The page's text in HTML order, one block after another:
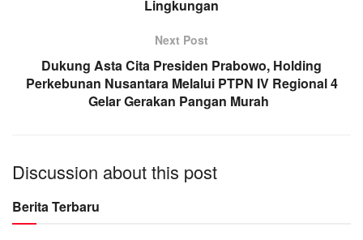
Lingkungan
Next Post
Dukung Asta Cita Presiden Prabowo, Holding
Perkebunan Nusantara Melalui PTPN IV Regional 4
Gelar Gerakan Pangan Murah
Discussion about this post
Berita Terbaru